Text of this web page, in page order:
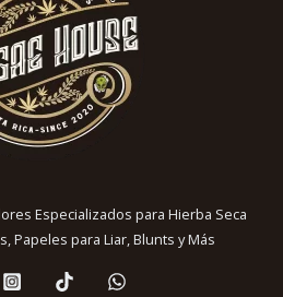
Especializados para Hierba Seca
Papeles para Liar, Blunts y Más